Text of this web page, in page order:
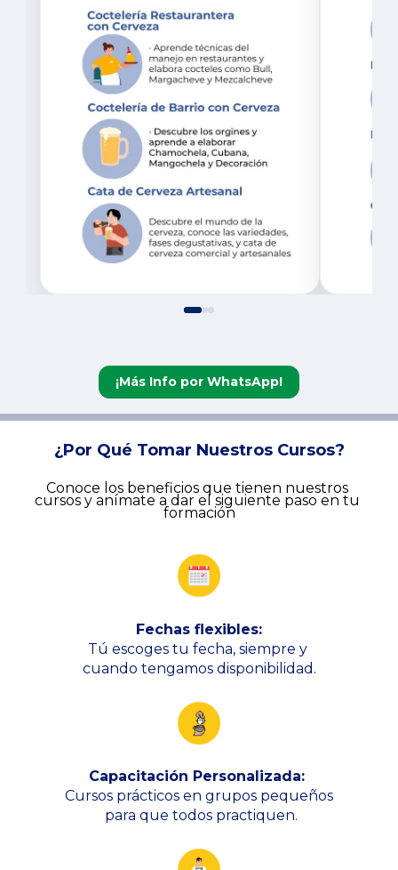
¡Más Info por WhatsApp!
¿Por Qué Tomar Nuestros Cursos?
Conoce los beneficios que tienen nuestros
cursos y anímate a dar el siguiente paso en tu
formación
Fechas flexibles:
Tú escoges tu fecha, siempre y
cuando tengamos disponibilidad.
Capacitación Personalizada:
Cursos prácticos en grupos pequeños
para que todos practiquen.